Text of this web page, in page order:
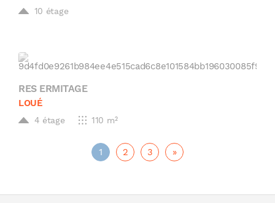
10 étage
RES ERMITAGE
LOUÉ
4 étage 110 m²
1 2 3 »